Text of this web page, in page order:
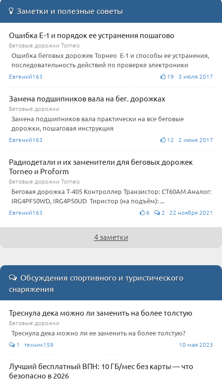
Заметки и полезные советы
Ошибка Е-1 и порядок ее устранения пошагово
Беговые дорожки Torneo
Ошибка беговых дорожек Торнео Е-1 и способы ее устранения,
последовательность действий по проверке электроники
Евгений163 19 3 июля 2017
Замена подшипников вала на бег. дорожках
Беговые дорожки
Замена подшипников вала практически на все беговые
дорожки, пошаговая инструкция
Евгений163 12 2 июня 2017
Радиодетали и их заменители для беговых дорожек
Torneo и Proform
Беговые дорожки Torneo
Беговая дорожка Т-405 Контроллер Транзистор: CT60AM Аналог:
IRG4PF50WD, IRG4P50UD Тиристор (на подъём): ...
Евгений163 6 2 22 ноября 2021
4 заметки
Обсуждения спортивного и туристического
снаряжения
Треснула дека можно ли заменить на более толстую
Беговые дорожки
Треснула дека можно ли ее заменить на более толстую?
1 техник159 10 мая 2023
Лучший бесплатный ВПН: 10 ГБ/мес без карты — что
безопасно в 2026